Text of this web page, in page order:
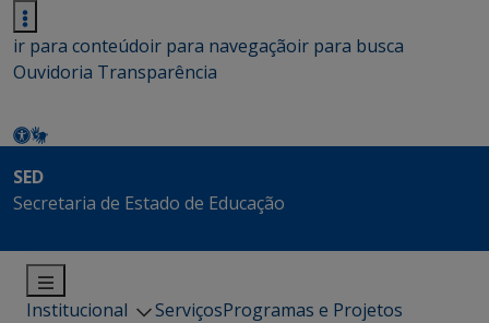
ir para conteúdoir para navegaçãoir para busca
Ouvidoria Transparência
SED
Secretaria de Estado de Educação
Institucional ServiçosProgramas e Projetos